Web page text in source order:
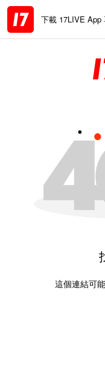
下載 17LIVE App
這個連結可